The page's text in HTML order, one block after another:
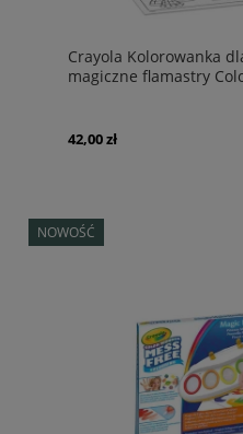
Crayola Kolorowanka
magiczne flamastry
42,00 zł
NOWOŚĆ